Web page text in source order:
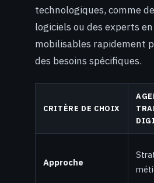
technologiques, comme
logiciels ou des experts
mobilisables rapidement
des besoins spécifiques.
CRITÈRE DE CHOIX
Approche